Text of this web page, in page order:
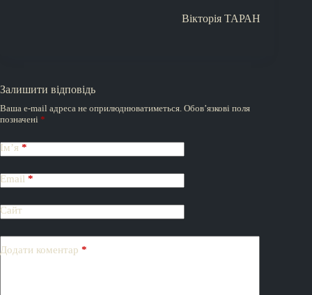
Вікторія ТАРАН
Залишити відповідь
Ваша e-mail адреса не оприлюднюватиметься. Обов’язкові поля
позначені *
Ім’я *
Email *
Сайт
Додати коментар *